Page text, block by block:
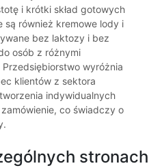
i krótki skład gotowych
są również kremowe lody i
bez laktozy i bez
osób z różnymi
wyróżnia
klientów z sektora
indywidualnych
co świadczy o
stronach